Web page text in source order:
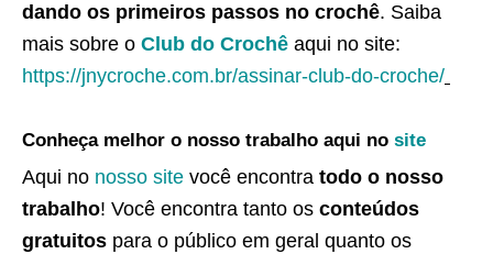
dando os primeiros passos no crochê. Saiba
mais sobre o Club do Crochê aqui no site:
https://jnycroche.com.br/assinar-club-do-croche/
Conheça melhor o nosso trabalho aqui no site
Aqui no nosso site você encontra todo o nosso
trabalho! Você encontra tanto os conteúdos
gratuitos para o público em geral quanto os